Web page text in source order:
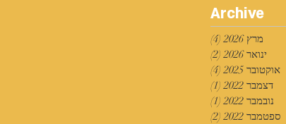
Archive
מרץ 2026 (4)
ינואר 2026
(2)
אוקטובר 2025
(4)
דצמבר 2022
(1)
נובמבר 2022
(1)
ספטמבר 2022
(2)